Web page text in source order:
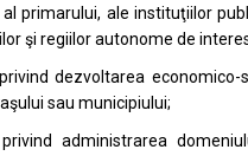
primarului, ale instituţiilor
şi regiilor autonome de
dezvoltarea
sau municipiului;
administrarea